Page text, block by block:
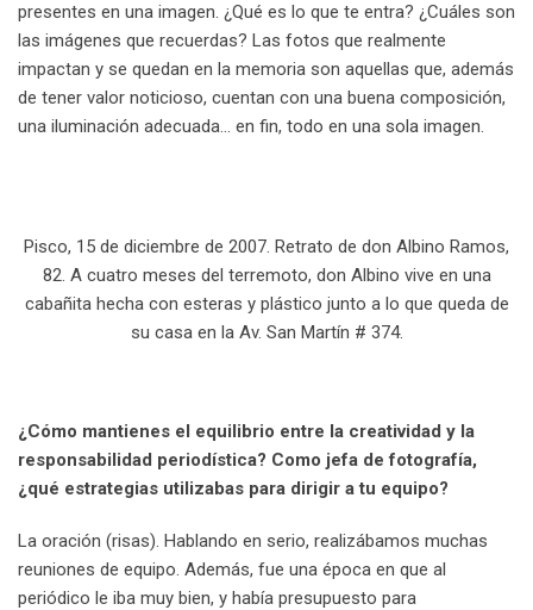
presentes en una imagen. ¿Qué es lo que te entra? ¿Cuáles son
las imágenes que recuerdas? Las fotos que realmente
impactan y se quedan en la memoria son aquellas que, además
de tener valor noticioso, cuentan con una buena composición,
una iluminación adecuada… en fin, todo en una sola imagen.
Pisco, 15 de diciembre de 2007. Retrato de don Albino Ramos,
82. A cuatro meses del terremoto, don Albino vive en una
cabañita hecha con esteras y plástico junto a lo que queda de
su casa en la Av. San Martín # 374.
¿Cómo mantienes el equilibrio entre la creatividad y la
responsabilidad periodística? Como jefa de fotografía,
¿qué estrategias utilizabas para dirigir a tu equipo?
La oración (risas). Hablando en serio, realizábamos muchas
reuniones de equipo. Además, fue una época en que al
periódico le iba muy bien, y había presupuesto para